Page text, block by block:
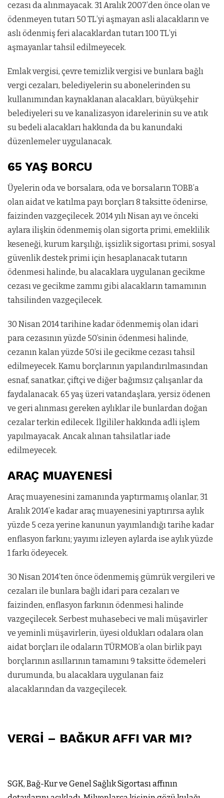
cezası da alınmayacak. 31 Aralık 2007’den önce olan ve
ödenmeyen tutarı 50 TL’yi aşmayan asli alacakların ve
aslı ödenmiş feri alacaklardan tutarı 100 TL’yi
aşmayanlar tahsil edilmeyecek.
Emlak vergisi, çevre temizlik vergisi ve bunlara bağlı
vergi cezaları, belediyelerin su abonelerinden su
kullanımından kaynaklanan alacakları, büyükşehir
belediyeleri su ve kanalizasyon idarelerinin su ve atık
su bedeli alacakları hakkında da bu kanundaki
düzenlemeler uygulanacak.
65 YAŞ BORCU
Üyelerin oda ve borsalara, oda ve borsaların TOBB’a
olan aidat ve katılma payı borçları 8 taksitte ödenirse,
faizinden vazgeçilecek. 2014 yılı Nisan ayı ve önceki
aylara ilişkin ödenmemiş olan sigorta primi, emeklilik
keseneği, kurum karşılığı, işsizlik sigortası primi, sosyal
güvenlik destek primi için hesaplanacak tutarın
ödenmesi halinde, bu alacaklara uygulanan gecikme
cezası ve gecikme zammı gibi alacakların tamamının
tahsilinden vazgeçilecek.
30 Nisan 2014 tarihine kadar ödenmemiş olan idari
para cezasının yüzde 50’sinin ödenmesi halinde,
cezanın kalan yüzde 50’si ile gecikme cezası tahsil
edilmeyecek. Kamu borçlarının yapılandırılmasından
esnaf, sanatkar, çiftçi ve diğer bağımsız çalışanlar da
faydalanacak. 65 yaş üzeri vatandaşlara, yersiz ödenen
ve geri alınması gereken aylıklar ile bunlardan doğan
cezalar terkin edilecek. İlgililer hakkında adli işlem
yapılmayacak. Ancak alınan tahsilatlar iade
edilmeyecek.
ARAÇ MUAYENESİ
Araç muayenesini zamanında yaptırmamış olanlar, 31
Aralık 2014’e kadar araç muayenesini yaptırırsa aylık
yüzde 5 ceza yerine kanunun yayımlandığı tarihe kadar
enflasyon farkını; yayımı izleyen aylarda ise aylık yüzde
1 farkı ödeyecek.
30 Nisan 2014’ten önce ödenmemiş gümrük vergileri ve
cezaları ile bunlara bağlı idari para cezaları ve
faizinden, enflasyon farkının ödenmesi halinde
vazgeçilecek. Serbest muhasebeci ve mali müşavirler
ve yeminli müşavirlerin, üyesi oldukları odalara olan
aidat borçları ile odaların TÜRMOB’a olan birlik payı
borçlarının asıllarının tamamını 9 taksitte ödemeleri
durumunda, bu alacaklara uygulanan faiz
alacaklarından da vazgeçilecek.
VERGİ – BAĞKUR AFFI VAR MI?
SGK, Bağ-Kur ve Genel Sağlık Sigortası affının